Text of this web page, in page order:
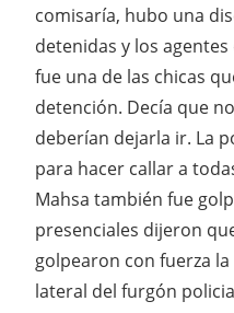
comisaría, hubo una
detenidas y los
fue una de las chicas
detención. Decía que
deberían dejarla ir. La
para hacer callar a
Mahsa también fue
presenciales dijeron
golpearon con fuerza
lateral del furgón